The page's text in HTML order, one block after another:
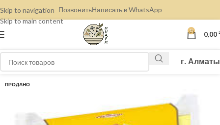
Skip to navigation
Skip to main content
ПозвонитьНаписать в WhatsApp
0 0,00
г. Алматы
ПРОДАНО